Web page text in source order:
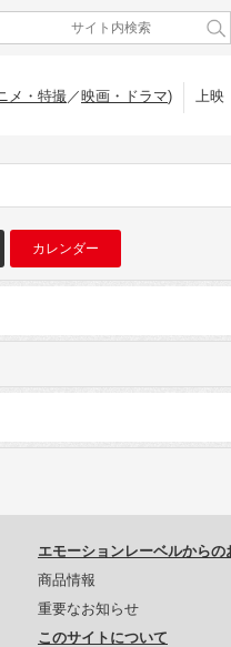
メ・特撮／映画・ドラマ) 上映
カレンダー
エモーションレーベルからの
商品情報
重要なお知らせ
このサイトについて